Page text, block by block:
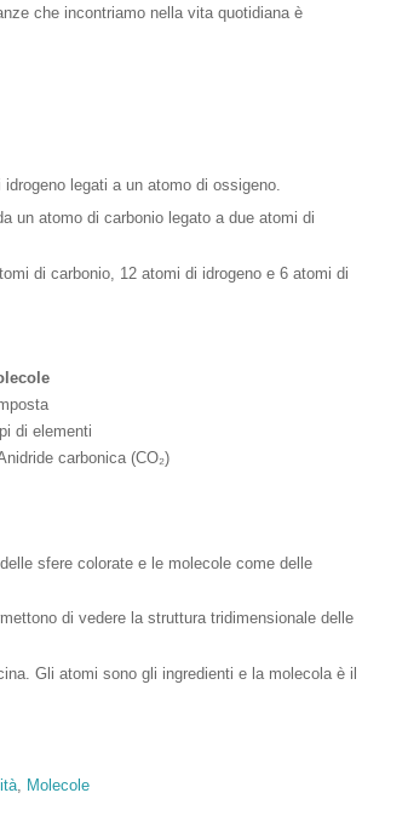
che incontriamo nella vita quotidiana è
legati a un atomo di ossigeno.
un atomo di carbonio legato a due atomi di
di carbonio, 12 atomi di idrogeno e 6 atomi di
di elementi
carbonica (CO₂)
sfere colorate e le molecole come delle
di vedere la struttura tridimensionale delle
Gli atomi sono gli ingredienti e la molecola è il
, Molecole